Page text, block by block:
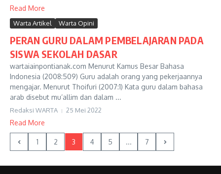
Read More
Warta Artikel Warta Opini
PERAN GURU DALAM PEMBELAJARAN PADA
SISWA SEKOLAH DASAR
wartaiainpontianak.com Menurut Kamus Besar Bahasa
Indonesia (2008:509) Guru adalah orang yang pekerjaannya
mengajar. Menurut Thoifuri (2007:1) Kata guru dalam bahasa
arab disebut mu’allim dan dalam ...
Redaksi WARTA 25 Mei 2022
Read More
1 2 3 4 5 ... 7